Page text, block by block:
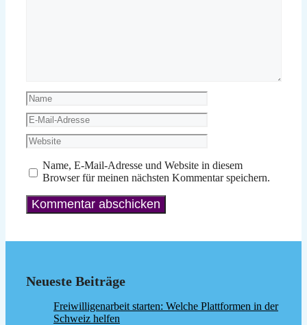
Name
E-
Mail-
Adresse
Website
Name, E-Mail-Adresse und Website in diesem
Browser für meinen nächsten Kommentar speichern.
Neueste Beiträge
Freiwilligenarbeit starten: Welche Plattformen in der
Schweiz helfen